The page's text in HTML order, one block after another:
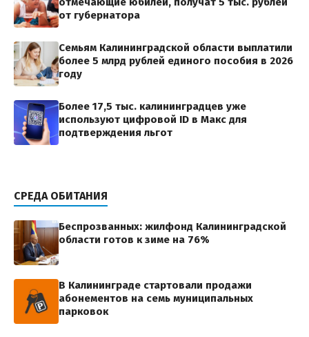
от губернатора
Семьям Калининградской области выплатили
более 5 млрд рублей единого пособия в 2026
году
Более 17,5 тыс. калининградцев уже
используют цифровой ID в Макс для
подтверждения льгот
СРЕДА ОБИТАНИЯ
Беспрозванных: жилфонд Калининградской
области готов к зиме на 76%
В Калининграде стартовали продажи
абонементов на семь муниципальных
парковок